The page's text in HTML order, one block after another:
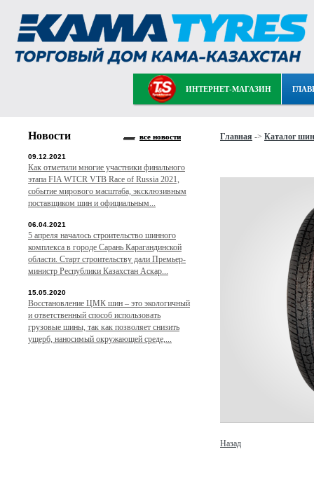
ИНТЕРНЕТ-МАГАЗИН
Главная -> Каталог шин
Назад
Новости все новости
09.12.2021
Как отметили многие участники финального
этапа FIA WTCR VTB Race of Russia 2021,
событие мирового масштаба, эксклюзивным
поставщиком шин и официальным...
06.04.2021
5 апреля началось строительство шинного
комплекса в городе Сарань Карагандинской
области. Старт строительству дали Премьер-
министр Республики Казахстан Аскар...
15.05.2020
Восстановление ЦМК шин – это экологичный
и ответственный способ использовать
грузовые шины, так как позволяет снизить
ущерб, наносимый окружающей среде,...